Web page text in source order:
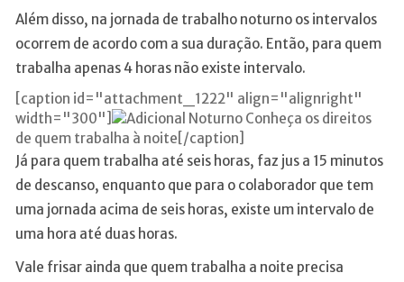
Além disso, na jornada de trabalho noturno os intervalos
ocorrem de acordo com a sua duração. Então, para quem
trabalha apenas 4 horas não existe intervalo.
[caption id="attachment_1222" align="alignright"
width="300"]
Conheça os direitos
de quem trabalha à noite[/caption]
Já para quem trabalha até seis horas, faz jus a 15 minutos
de descanso, enquanto que para o colaborador que tem
uma jornada acima de seis horas, existe um intervalo de
uma hora até duas horas.
Vale frisar ainda que quem trabalha a noite precisa